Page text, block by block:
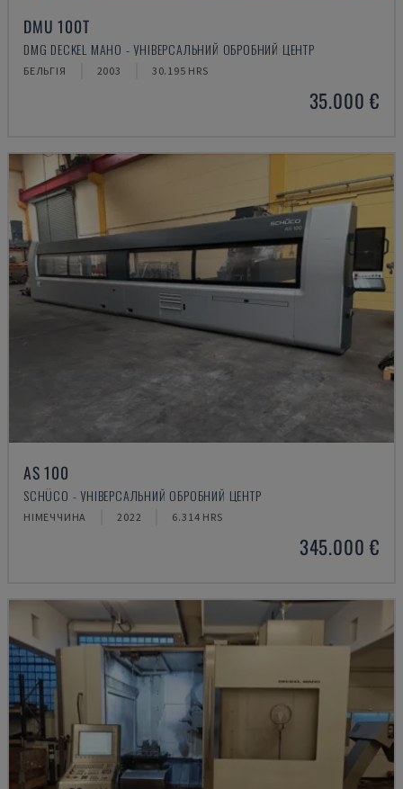
DMU 100T
DMG DECKEL MAHO - УНІВЕРСАЛЬНИЙ ОБРОБНИЙ ЦЕНТР
БЕЛЬГІЯ 2003 30.195 HRS
35.000 €
AS 100
SCHÜCO - УНІВЕРСАЛЬНИЙ ОБРОБНИЙ ЦЕНТР
НІМЕЧЧИНА 2022 6.314 HRS
345.000 €